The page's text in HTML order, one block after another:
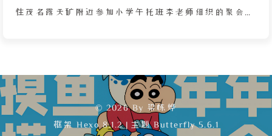
往茂名露天矿附近参加小学午托班李老师组织的聚会。
现充朋友之间的不同圈层，也穿插了对午托班经营模式
的回忆、对二次元游戏态度转变的思考。作者在聚会中
更享受独自看窗外雨景、感受雾蒙蒙的水库风光，最后
因蚊子多提前回家，路上父亲讲道理，天降大雨时作者
© 2026 By 梁栋烨
框架Hexo 8.1.2 | 主题Butterfly 5.6.1